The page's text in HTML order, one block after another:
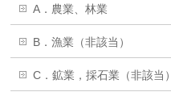
A．農業、林業
B．漁業（非該当）
C．鉱業，採石業（非該当）